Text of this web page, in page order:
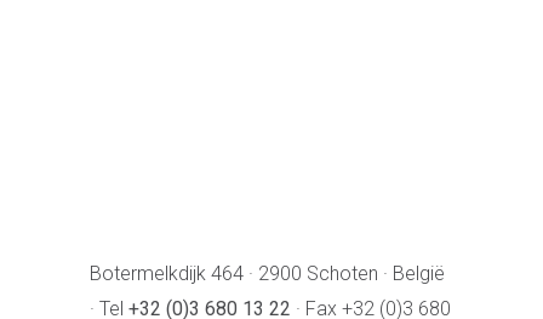
Botermelkdijk 464 · 2900 Schoten · België
· Tel +32 (0)3 680 13 22 · Fax +32 (0)3 680